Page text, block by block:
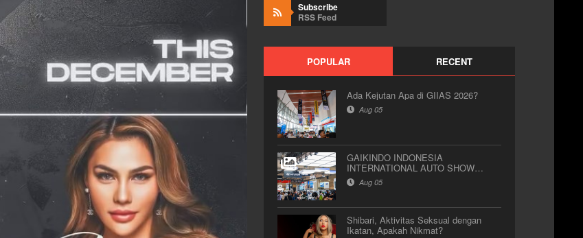
Subscribe
RSS Feed
POPULAR RECENT
Ada Kejutan Apa di GIIAS 2026?
Aug 05
GAIKINDO INDONESIA
INTERNATIONAL AUTO SHOW
(GIIAS) 2026
Aug 05
Shibari, Aktivitas Seksual dengan
Ikatan, Apakah Nikmat?